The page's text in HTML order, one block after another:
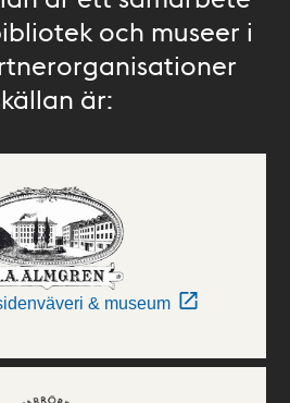
och museer i
är:
& museum